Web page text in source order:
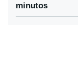
minutos